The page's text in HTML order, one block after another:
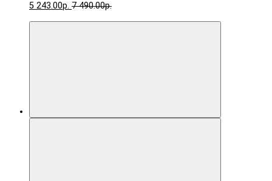
5 243.00р. 7 490.00р.